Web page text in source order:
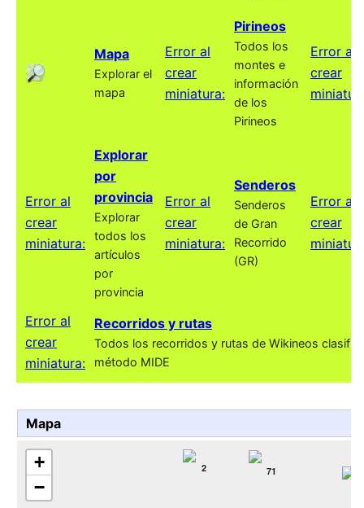
Mapa
Explorar el
mapa
Error al
crear
miniatura:
Pirineos
Todos los
montes e
información
de los
Pirineos
Error al
crear
Error al
crear
miniatura:
Explorar
por
provincia
Explorar
todos los
artículos
por
provincia
Error al
crear
miniatura:
Senderos
Senderos
de Gran
Recorrido
(GR)
Error al
crear
Error al
crear
miniatura:
Recorridos y rutas
Todos los recorridos y rutas de Wikineos
método MIDE
Mapa
2
71
+
−